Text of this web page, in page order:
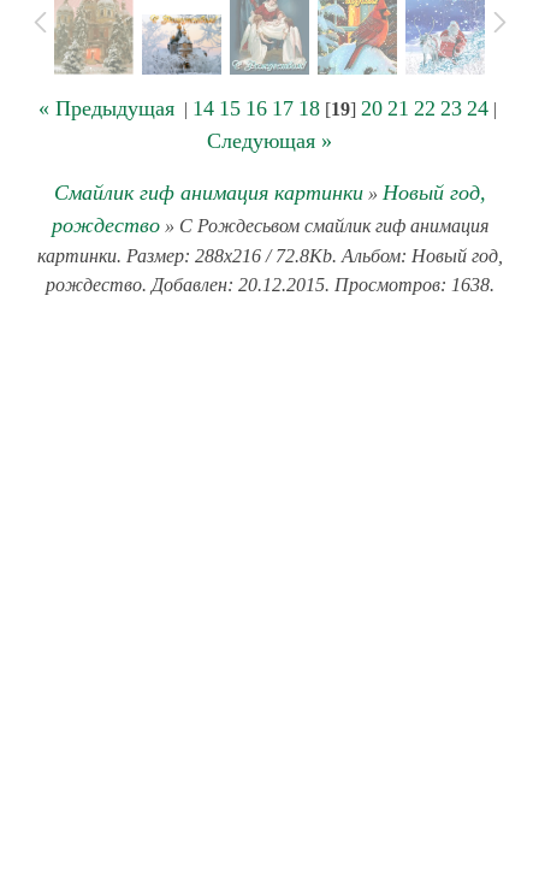
« Предыдущая| 14 15 16 17 18[19] 20 21 22 23 24|
Следующая »
Смайлик гиф анимация картинки» Новый год,
рождество» С Рождесьвом смайлик гиф анимация
картинки. Размер: 288x216 / 72.8Kb. Альбом: Новый год,
рождество. Добавлен: 20.12.2015. Просмотров: 1638.